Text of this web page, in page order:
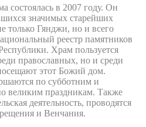
состоялась в 2007 году. Он
значимых старейших
только Гянджи, но и всего
реестр памятников
Храм пользуется
православных, но и среди
этот Божий дом.
по субботним и
великим праздникам. Также
деятельность, проводятся
и Венчания.